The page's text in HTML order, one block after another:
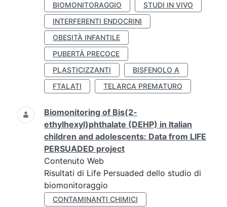
BIOMONITORAGGIO
STUDI IN VIVO
INTERFERENTI ENDOCRINI
OBESITÀ INFANTILE
PUBERTÀ PRECOCE
PLASTICIZZANTI
BISFENOLO A
FTALATI
TELARCA PREMATURO
Biomonitoring of Bis(2-
ethylhexyl)phthalate (DEHP) in Italian
children and adolescents: Data from LIFE
PERSUADED project
Contenuto Web
Risultati di Life Persuaded dello studio di
biomonitoraggio
CONTAMINANTI CHIMICI